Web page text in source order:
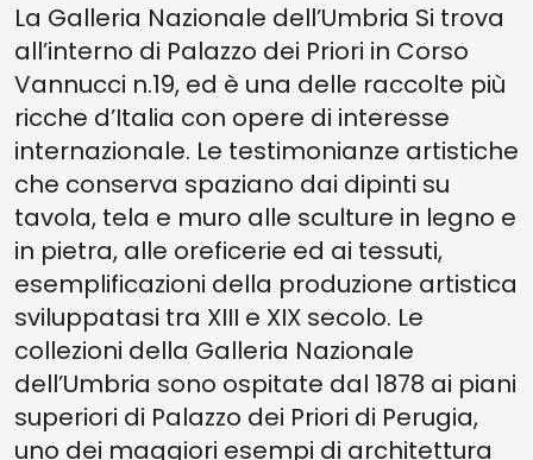
La Galleria Nazionale dell’Umbria Si trova
all’interno di Palazzo dei Priori in Corso
Vannucci n.19, ed è una delle raccolte più
ricche d’Italia con opere di interesse
internazionale. Le testimonianze artistiche
che conserva spaziano dai dipinti su
tavola, tela e muro alle sculture in legno e
in pietra, alle oreficerie ed ai tessuti,
esemplificazioni della produzione artistica
sviluppatasi tra XIII e XIX secolo. Le
collezioni della Galleria Nazionale
dell’Umbria sono ospitate dal 1878 ai piani
superiori di Palazzo dei Priori di Perugia,
uno dei maggiori esempi di architettura